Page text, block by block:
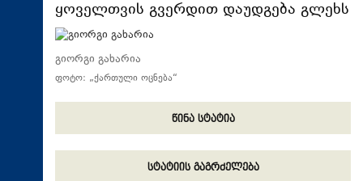
საზოგადოება
სამართალი
სპორტი
ყოველთვის გვერდით დაუდგება გლეხს
გიორგი გახარია
ფოტო: „ქართული ოცნება“
წინა სტატია
სტატიის გაგრძელება